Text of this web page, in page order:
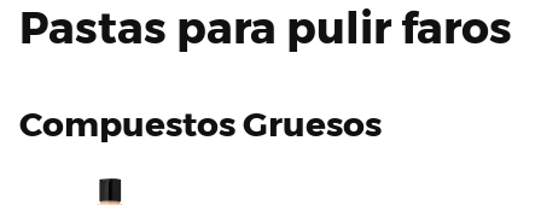
Pastas para pulir faros
Compuestos Gruesos